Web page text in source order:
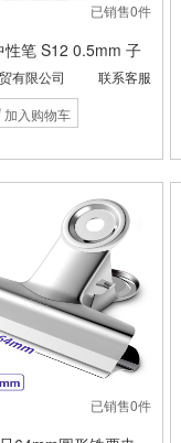
已销售0件
性笔 S12 0.5mm 子
黑 1盒
有限公司
联系客服
已销售0件